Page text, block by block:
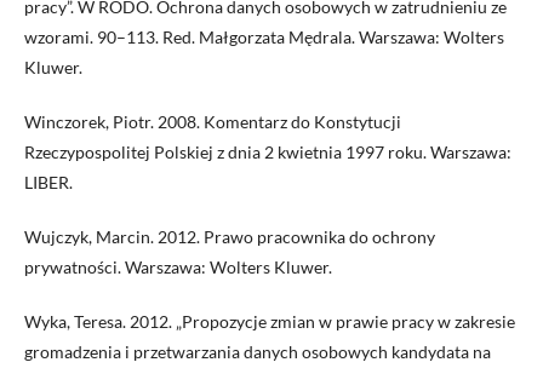
pracy”. W RODO. Ochrona danych osobowych w zatrudnieniu ze
wzorami. 90–113. Red. Małgorzata Mędrala. Warszawa: Wolters
Kluwer.
Winczorek, Piotr. 2008. Komentarz do Konstytucji
Rzeczypospolitej Polskiej z dnia 2 kwietnia 1997 roku. Warszawa:
LIBER.
Wujczyk, Marcin. 2012. Prawo pracownika do ochrony
prywatności. Warszawa: Wolters Kluwer.
Wyka, Teresa. 2012. „Propozycje zmian w prawie pracy w zakresie
gromadzenia i przetwarzania danych osobowych kandydata na